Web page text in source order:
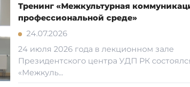
Тренинг «Межкультурная
профессиональной среде»
24.07.2026
24 июля 2026 года в лекционном зале
Президентского центра УДП РК
«Межкуль...